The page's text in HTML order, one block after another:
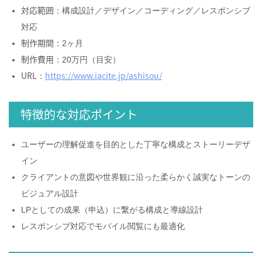
対応範囲 ：構成設計／デザイン／コーディング／レスポンシブ
対応
制作期間 ：2ヶ月
制作費用 ：20万円（目安）
URL ： https://www.iacite.jp/ashisou/
特徴的な対応ポイント
ユーザーの理解促進を目的とした丁寧な構成とストーリーデザ
イン
クライアントの意図や世界観に沿った柔らかく誠実なトーンの
ビジュアル設計
LPとしての成果（申込）に繋がる構成と導線設計
レスポンシブ対応でモバイル閲覧にも最適化